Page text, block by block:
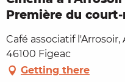
Première du
Café associatif l'Arrosoir,
46100 Figeac
Getting there